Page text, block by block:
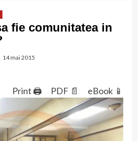
fie comunitatea in
14 mai 2015
Print 🖨 PDF 📄 eBook 📱